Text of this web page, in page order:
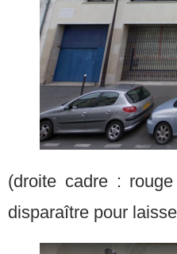
(droite cadre :
disparaître pour